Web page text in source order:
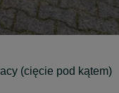
(cięcie pod kątem)